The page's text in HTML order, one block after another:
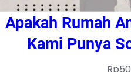
Apakah Rumah
Kami Punya